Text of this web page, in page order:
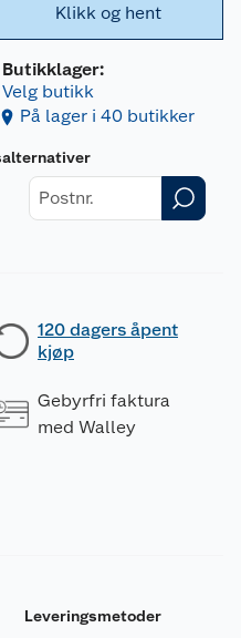
Klikk og hent
Butikklager:
Velg butikk
På lager i 40 butikker
120 dagers åpent
kjøp
Gebyrfri faktura
med Walley
Leveringsmetoder